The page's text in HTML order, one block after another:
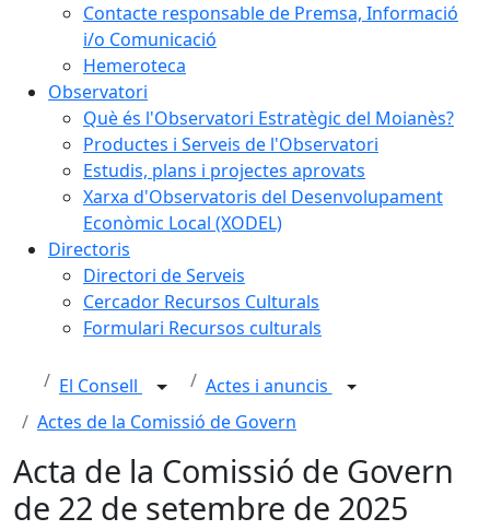
Contacte responsable de Premsa, Informació
i/o Comunicació
Hemeroteca
Observatori
Què és l'Observatori Estratègic del Moianès?
Productes i Serveis de l'Observatori
Estudis, plans i projectes aprovats
Xarxa d'Observatoris del Desenvolupament
Econòmic Local (XODEL)
Directoris
Directori de Serveis
Cercador Recursos Culturals
Formulari Recursos culturals
El Consell
Actes i anuncis
Actes de la Comissió de Govern
Acta de la Comissió de Govern
de 22 de setembre de 2025